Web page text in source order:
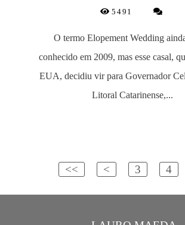
5491
O termo Elopement Wedding
conhecido em 2009, mas esse casal,
EUA, decidiu vir para Governador
Litoral Catarinense,...
<< < 3 4